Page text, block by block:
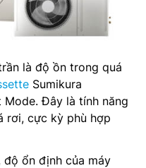
là độ ồn trong quá
Sumikura
Đây là tính năng
rơi, cực kỳ phù hợp
ổn định của máy